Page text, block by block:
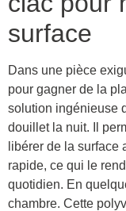
surface
Dans une pièce
pour gagner de la
solution ingénieuse
douillet la nuit. Il
libérer de la surface
rapide, ce qui le
quotidien. En
chambre. Cette